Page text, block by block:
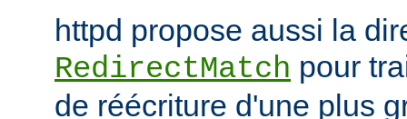
httpd propose aussi la
RedirectMatch pour
de réécriture d'une plus